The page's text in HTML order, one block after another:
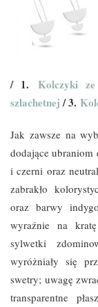
/ 1. Kolczyki
szlachetnej/ 3.
Jak zawsze na
dodające
i czerni oraz
zabrakło
oraz barwy
wyraźnie na
sylwetki
wyróżniały się
swetry; uwagę
transparentne